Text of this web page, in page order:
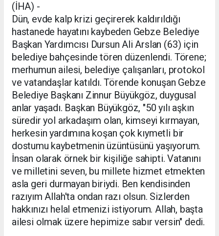
(İHA) -
Dün, evde kalp krizi geçirerek kaldırıldığı
hastanede hayatını kaybeden Gebze Belediye
Başkan Yardımcısı Dursun Ali Arslan (63) için
belediye bahçesinde tören düzenlendi. Törene;
merhumun ailesi, belediye çalışanları, protokol
ve vatandaşlar katıldı. Törende konuşan Gebze
Belediye Başkanı Zinnur Büyükgöz, duygusal
anlar yaşadı. Başkan Büyükgöz, "50 yılı aşkın
süredir yol arkadaşım olan, kimseyi kırmayan,
herkesin yardımına koşan çok kıymetli bir
dostumu kaybetmenin üzüntüsünü yaşıyorum.
İnsan olarak örnek bir kişiliğe sahipti. Vatanını
ve milletini seven, bu millete hizmet etmekten
asla geri durmayan biriydi. Ben kendisinden
razıyım Allah'ta ondan razı olsun. Sizlerden
hakkınızı helal etmenizi istiyorum. Allah, başta
ailesi olmak üzere hepimize sabır versin" dedi.